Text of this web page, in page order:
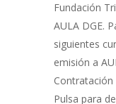
Fundación
AULA DGE.
siguientes
emisión a
Pulsa para